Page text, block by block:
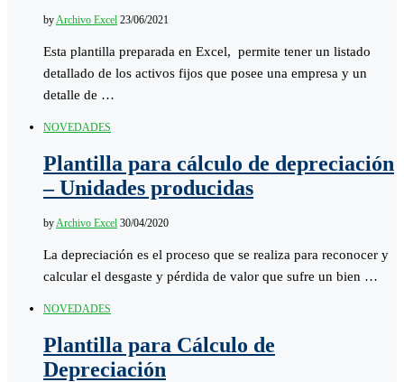
byArchivo Excel 23/06/2021
Esta plantilla preparada en Excel, permite tener un listado
detallado de los activos fijos que posee una empresa y un
detalle de …
NOVEDADES
Plantilla para cálculo de depreciación
– Unidades producidas
byArchivo Excel 30/04/2020
La depreciación es el proceso que se realiza para reconocer y
calcular el desgaste y pérdida de valor que sufre un bien …
NOVEDADES
Plantilla para Cálculo de
Depreciación